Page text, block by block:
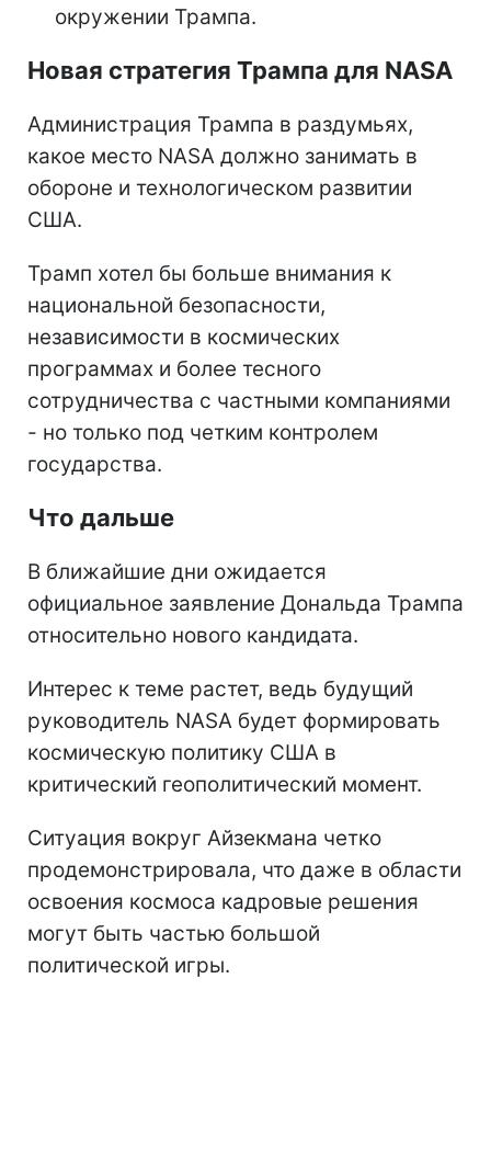
окружении Трампа.
Новая стратегия Трампа для NASA
Администрация Трампа в раздумьях,
какое место NASA должно занимать в
обороне и технологическом развитии
США.
Трамп хотел бы больше внимания к
национальной безопасности,
независимости в космических
программах и более тесного
сотрудничества с частными компаниями
- но только под четким контролем
государства.
Что дальше
В ближайшие дни ожидается
официальное заявление Дональда Трампа
относительно нового кандидата.
Интерес к теме растет, ведь будущий
руководитель NASA будет формировать
космическую политику США в
критический геополитический момент.
Ситуация вокруг Айзекмана четко
продемонстрировала, что даже в области
освоения космоса кадровые решения
могут быть частью большой
политической игры.